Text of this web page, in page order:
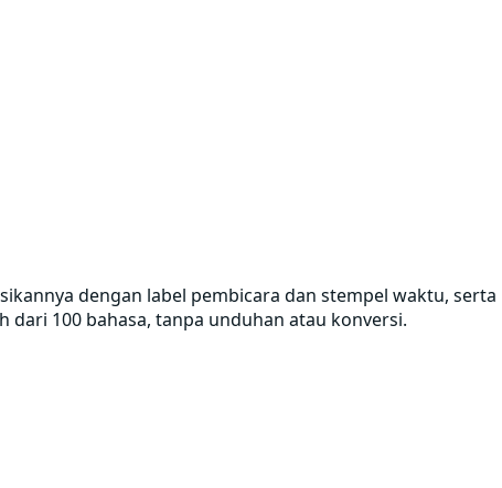
dengan label pembicara dan stempel waktu, serta
100 bahasa, tanpa unduhan atau konversi.